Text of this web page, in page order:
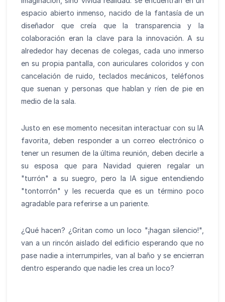
espacio abierto inmenso, nacido de la fantasía de un
diseñador que creía que la transparencia y la
colaboración eran la clave para la innovación. A su
alrededor hay decenas de colegas, cada uno inmerso
en su propia pantalla, con auriculares coloridos y con
cancelación de ruido, teclados mecánicos, teléfonos
que suenan y personas que hablan y ríen de pie en
medio de la sala.
Justo en ese momento necesitan interactuar con su IA
favorita, deben responder a un correo electrónico o
tener un resumen de la última reunión, deben decirle a
su esposa que para Navidad quieren regalar un
"turrón" a su suegro, pero la IA sigue entendiendo
"tontorrón" y les recuerda que es un término poco
agradable para referirse a un pariente.
¿Qué hacen? ¿Gritan como un loco "¡hagan silencio!",
van a un rincón aislado del edificio esperando que no
pase nadie a interrumpirles, van al baño y se encierran
dentro esperando que nadie les crea un loco?